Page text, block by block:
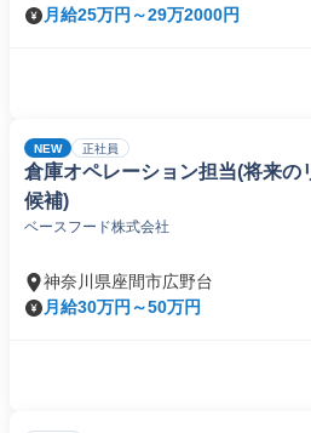
月給25万円～29万2000円
NEW 正社員
倉庫オペレーション担当(将来の
候補)
ベースフード株式会社
神奈川県座間市広野台
月給30万円～50万円